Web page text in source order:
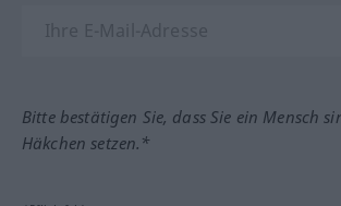
Bitte bestätigen Sie, dass Sie ein Mensch
Häkchen setzen.*